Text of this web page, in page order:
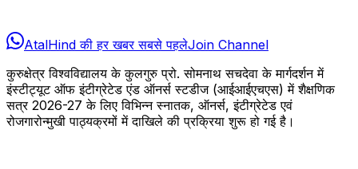
AtalHind की हर खबर सबसे पहलेJoin Channel
कुरुक्षेत्र विश्वविद्यालय के कुलगुरु प्रो. सोमनाथ सचदेवा के मार्गदर्शन में
इंस्टीट्यूट ऑफ इंटीग्रेटेड एंड ऑनर्स स्टडीज (आईआईएचएस) में शैक्षणिक
सत्र 2026-27 के लिए विभिन्न स्नातक, ऑनर्स, इंटीग्रेटेड एवं
रोजगारोन्मुखी पाठ्यक्रमों में दाखिले की प्रक्रिया शुरू हो गई है।